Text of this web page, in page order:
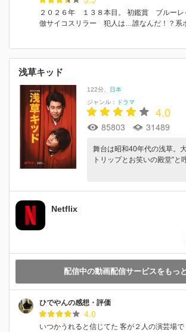
２０２６年 １３８本目。 初鑑賞 ブルーレ
倣サイコスリラー 犯人は…誰なんだ！？系
浅草キッド
122分
日本
ジャンル：
ドラマ
4.0
85803 31489
舞台は昭和40年代の浅草。
トリップとお笑いの殿堂”と
Netflix
配信中の動画配信サービスをもっ
ひでやんの感想・評価
4.0
いつかうれると信じてた 客が２人の演芸場